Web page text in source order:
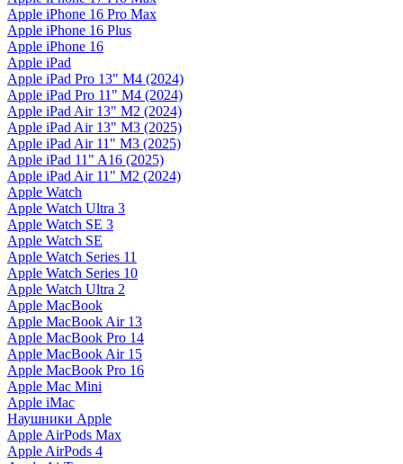
Apple iPhone 16 Pro Max
Apple iPhone 16 Plus
Apple iPhone 16
Apple iPad
Apple iPad Pro 13" M4 (2024)
Apple iPad Pro 11" M4 (2024)
Apple iPad Air 13" M2 (2024)
Apple iPad Air 13" M3 (2025)
Apple iPad Air 11" M3 (2025)
Apple iPad 11" A16 (2025)
Apple iPad Air 11" M2 (2024)
Apple Watch
Apple Watch Ultra 3
Apple Watch SE 3
Apple Watch SE
Apple Watch Series 11
Apple Watch Series 10
Apple Watch Ultra 2
Apple MacBook
Apple MacBook Air 13
Apple MacBook Pro 14
Apple MacBook Air 15
Apple MacBook Pro 16
Apple Mac Mini
Apple iMac
Наушники Apple
Apple AirPods Max
Apple AirPods 4